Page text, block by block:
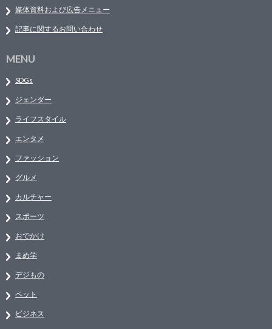
媒体資料および広告メニュー
記事に関するお問い合わせ
MENU
SDGs
ジェンダー
ライフスタイル
エンタメ
ファッション
グルメ
カルチャー
スポーツ
おでかけ
まめ学
デジもの
ペット
ビジネス